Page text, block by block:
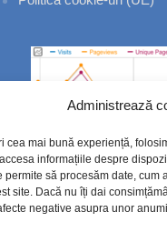
Administrează
cea mai bună experiență,
informațiile despre
permite să procesăm date, cum
site. Dacă nu îți dai
negative asupra unor